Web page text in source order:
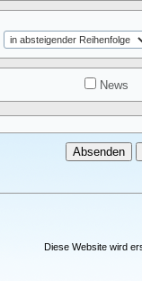
News
Diese Website wird